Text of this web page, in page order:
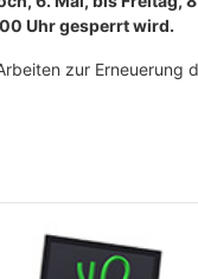
Uhr gesperrt wird.
zur Erneuerung